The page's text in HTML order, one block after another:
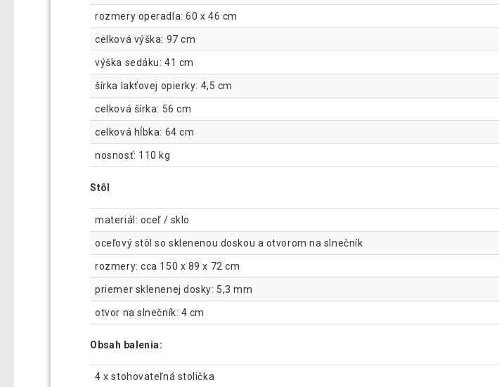
rozmery operadla: 60 x 46 cm
celková výška: 97 cm
výška sedáku: 41 cm
šírka lakťovej opierky: 4,5 cm
celková šírka: 56 cm
celková hĺbka: 64 cm
nosnosť: 110 kg
Stôl
materiál: oceľ / sklo
oceľový stôl so sklenenou doskou a otvorom na slnečník
rozmery: cca 150 x 89 x 72 cm
priemer sklenenej dosky: 5,3 mm
otvor na slnečník: 4 cm
Obsah balenia:
4 x stohovateľná stolička